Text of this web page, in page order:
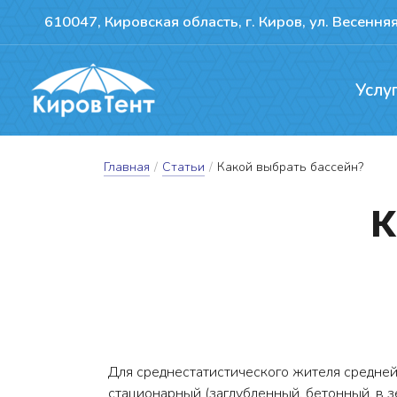
610047, Кировская область, г. Киров, ул.
Главная / Статьи / Какой выбрать бассейн?
Для среднестатистического жителя